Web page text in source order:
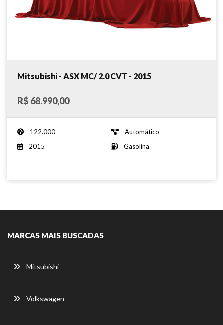
Mitsubishi - ASX MC/ 2.0 CVT - 2015
R$ 68.990,00
122.000
Automático
2015
Gasolina
MARCAS MAIS BUSCADAS
Mitsubishi
Volkswagen